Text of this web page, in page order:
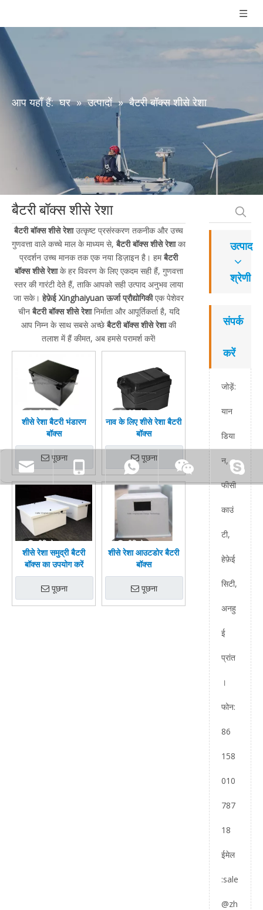
आप यहाँ हैं: घर » उत्पादों » बैटरी बॉक्स शीसे रेशा
बैटरी बॉक्स शीसे रेशा
बैटरी बॉक्स शीसे रेशाउत्कृष्ट प्रसंस्करण तकनीक और उच्च
गुणवत्ता वाले कच्चे माल के माध्यम से,बैटरी बॉक्स शीसे रेशाका
प्रदर्शन उच्च मानक तक एक नया डिज़ाइन है। हमबैटरी
बॉक्स शीसे रेशाके हर विवरण के लिए एकदम सही हैं, गुणवत्ता
स्तर की गारंटी देते हैं, ताकि आपको सही उत्पाद अनुभव लाया
जा सके।हेफ़ेई Xinghaiyuan ऊर्जा प्रौद्योगिकीएक पेशेवर
चीनबैटरी बॉक्स शीसे रेशानिर्माता और आपूर्तिकर्ता है, यदि
आप निम्न के साथ सबसे अच्छेबैटरी बॉक्स शीसे रेशाकी
तलाश में हैं कीमत, अब हमसे परामर्श करें!
वीडियो
शीसे रेशा बैटरी भंडारण
बॉक्स
पूछना
वीडियो
नाव के लिए शीसे रेशा बैटरी
बॉक्स
पूछना
वीडियो
शीसे रेशा समुद्री बैटरी
बॉक्स का उपयोग करें
पूछना
वीडियो
शीसे रेशा आउटडोर बैटरी
बॉक्स
पूछना
उत्पाद
श्रेणी
संपर्क
करें
जोड़ें:
यान
डिया
न,
फीसी
काउं
टी,
हेफ़ेई
सिटी,
अनहु
ई
प्रांत
।
फोन:
86
158
010
787
18
ईमेल
:sale
@zh